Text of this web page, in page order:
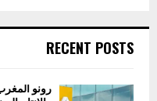
RECENT POSTS
رونو